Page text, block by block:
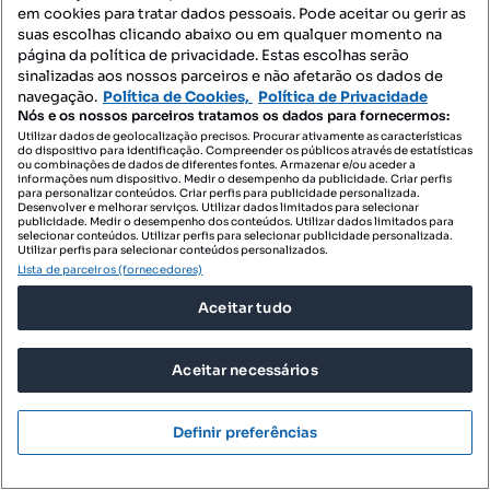
299 500 €6682,28 €/m²
Apartamento T0 para venda
Rua dos Lagares, Socorro, Santa Maria Maior, Lisboa, Lisboa
em cookies para tratar dados pessoais. Pode aceitar ou gerir as
suas escolhas clicando abaixo ou em qualquer momento na
página da política de privacidade. Estas escolhas serão
sinalizadas aos nossos parceiros e não afetarão os dados de
navegação. Política de Cookies, Política de Privacidade
Nós e os nossos parceiros tratamos os dados para fornecermos:
Utilizar dados de geolocalização precisos. Procurar ativamente as características
do dispositivo para identificação. Compreender os públicos através de estatísticas
ou combinações de dados de diferentes fontes. Armazenar e/ou aceder a
informações num dispositivo. Medir o desempenho da publicidade. Criar perfis
para personalizar conteúdos. Criar perfis para publicidade personalizada.
Desenvolver e melhorar serviços. Utilizar dados limitados para selecionar
publicidade. Medir o desempenho dos conteúdos. Utilizar dados limitados para
selecionar conteúdos. Utilizar perfis para selecionar publicidade personalizada.
Utilizar perfis para selecionar conteúdos personalizados.
Lista de parceiros (fornecedores)
Aceitar tudo
Aceitar necessários
Definir preferências